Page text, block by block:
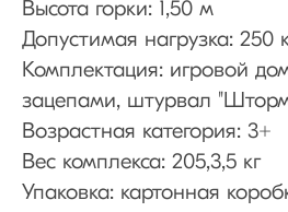
Высота горки: 1,50 м
Допустимая нагрузка: 250
Комплектация: игровой
зацепами, штурвал
Возрастная категория: 3+
Вес комплекса: 205,3,5 кг
Упаковка: картонная